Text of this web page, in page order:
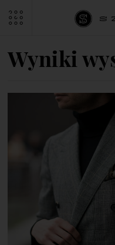
Wyniki